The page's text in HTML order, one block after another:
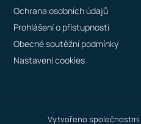
Ochrana osobních údajů
Prohlášení o přístupnosti
Obecné soutěžní podmínky
Nastavení cookies
Vytvořeno společnostmi